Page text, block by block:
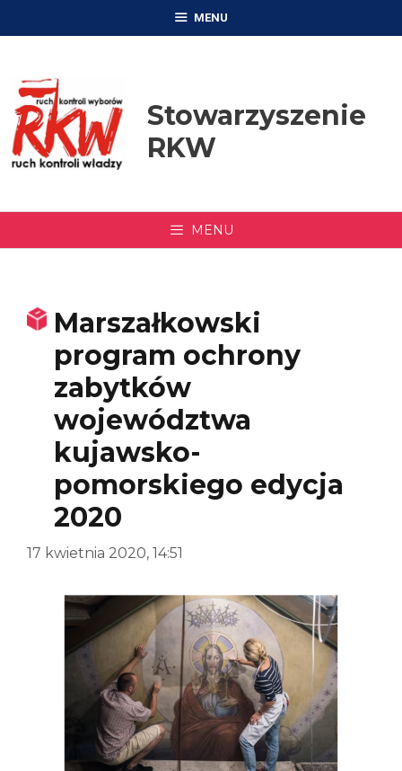
MENU
Stowarzyszenie
RKW
MENU
Marszałkowski
program ochrony
zabytków
województwa
kujawsko-
pomorskiego edycja
2020
17 kwietnia 2020, 14:51